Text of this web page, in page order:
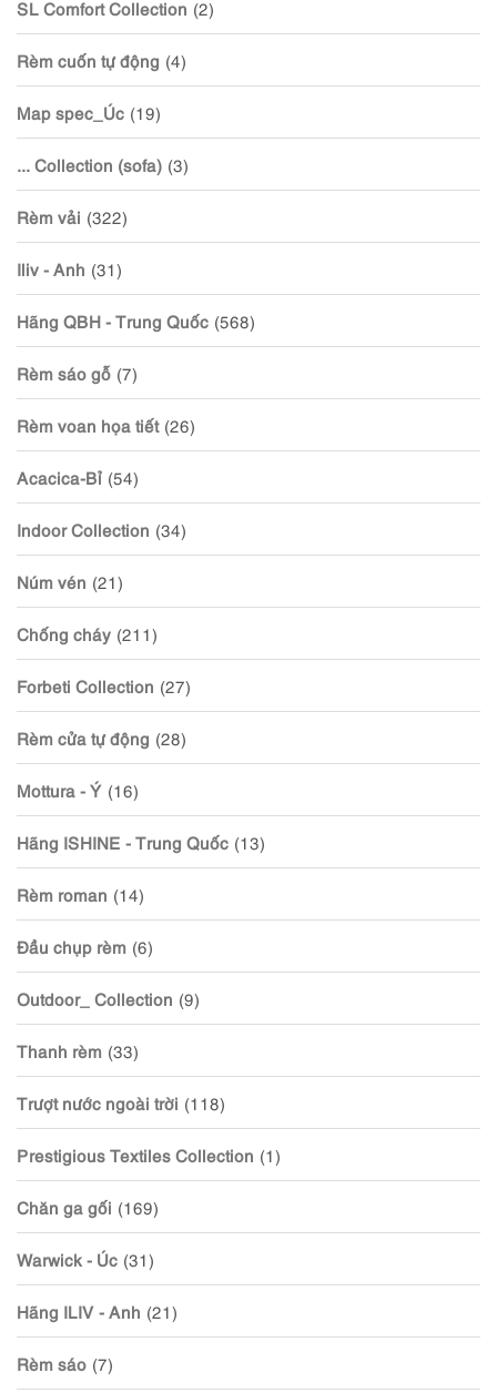
SL Comfort Collection (2)
Rèm cuốn tự động (4)
Map spec_Úc (19)
... Collection (sofa) (3)
Rèm vải (322)
Iliv - Anh (31)
Hãng QBH - Trung Quốc (568)
Rèm sáo gỗ (7)
Rèm voan họa tiết (26)
Acacica-Bỉ (54)
Indoor Collection (34)
Núm vén (21)
Chống cháy (211)
Forbeti Collection (27)
Rèm cửa tự động (28)
Mottura - Ý (16)
Hãng ISHINE - Trung Quốc (13)
Rèm roman (14)
Đầu chụp rèm (6)
Outdoor_ Collection (9)
Thanh rèm (33)
Trượt nước ngoài trời (118)
Prestigious Textiles Collection (1)
Chăn ga gối (169)
Warwick - Úc (31)
Hãng ILIV - Anh (21)
Rèm sáo (7)